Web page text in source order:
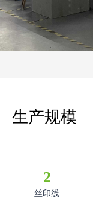
生产规模
2
丝印线